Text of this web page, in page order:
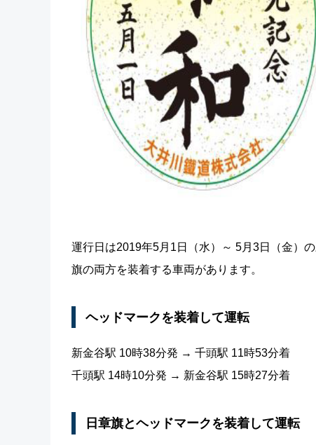
運行日は2019年5月1日（水）～ 5月3日（金）
旗の両方を装着する車両があります。
ヘッドマークを装着して運転
新金谷駅 10時38分発 → 千頭駅 11時53分着
千頭駅 14時10分発 → 新金谷駅 15時27分着
日章旗とヘッドマークを装着して運転